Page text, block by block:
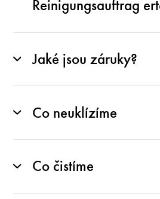
Reinigungsauftrag
Jaké jsou záruky?
Co neuklízíme
Co čistíme